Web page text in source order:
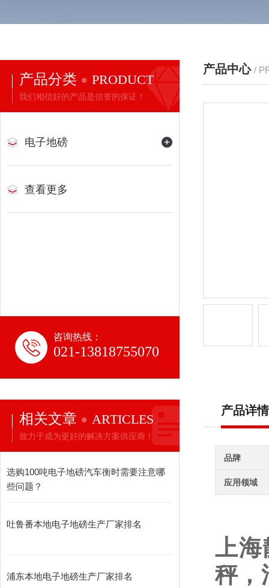
产品分类 PRODUCT
我们相信好的产品是信誉的保证！
电子地磅
查看更多
咨询热线：
021-13818755070
相关文章 ARTICLES
致力于成为更好的解决方案供应商！
选购100吨电子地磅汽车衡时需要注意哪
些问题？
吐鲁番本地电子地磅生产厂家排名
浦东本地电子地磅生产厂家排名
产品中心 /
产品详情
品牌
应用领域
上海
秤，